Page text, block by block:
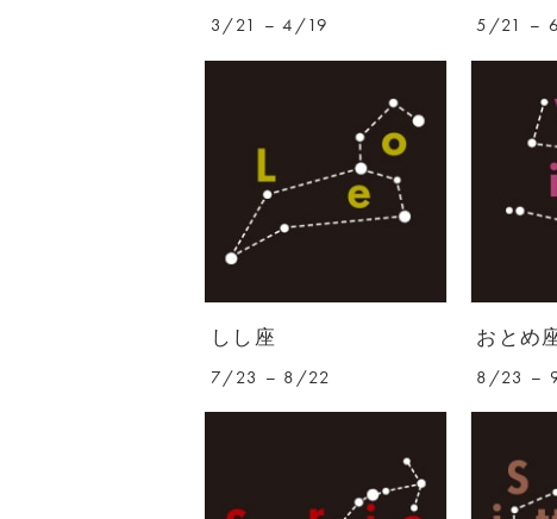
3/21 – 4/19 5/21 –
しし座
7/23 – 8/22
おとめ
8/23 –